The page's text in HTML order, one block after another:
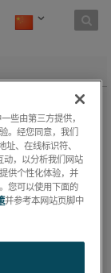
些由第三方提供，
。经您同意，我们
址、在线标识符、
动，以分析我们网站
供个性化体验，并
您可以使用下面的
并参考本网站页脚中